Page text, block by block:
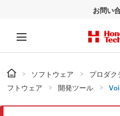
お問い
ソフトウェア
プロダク
フトウェア
開発ツール